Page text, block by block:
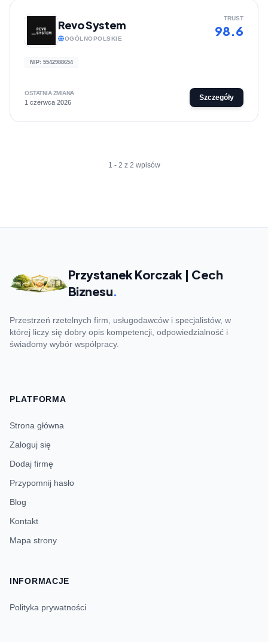
Revo System
OGÓLNOPOLSKIE
TRUST
98.6
NIP: 5542988654
OSTATNIA ZMIANA
1 czerwca 2026
Szczegóły
1 - 2 z 2 wpisów
Przystanek Korczak | Cech
Biznesu.
Przestrzeń rzetelnych firm, usługodawców i specjalistów, w
której liczy się dobry opis kompetencji, odpowiedzialność i
świadomy wybór współpracy.
PLATFORMA
Strona główna
Zaloguj się
Dodaj firmę
Przypomnij hasło
Blog
Kontakt
Mapa strony
INFORMACJE
Polityka prywatności